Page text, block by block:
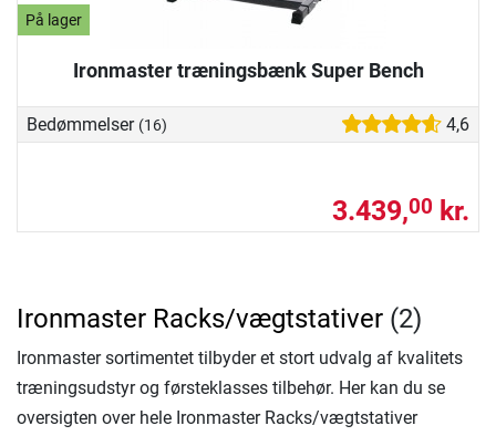
På lager
Ironmaster træningsbænk Super Bench
Bedømmelser (16) 4,6
3.439,00 kr.
Ironmaster Racks/vægtstativer (2)
Ironmaster sortimentet tilbyder et stort udvalg af kvalitets
træningsudstyr og førsteklasses tilbehør. Her kan du se
oversigten over hele Ironmaster Racks/vægtstativer